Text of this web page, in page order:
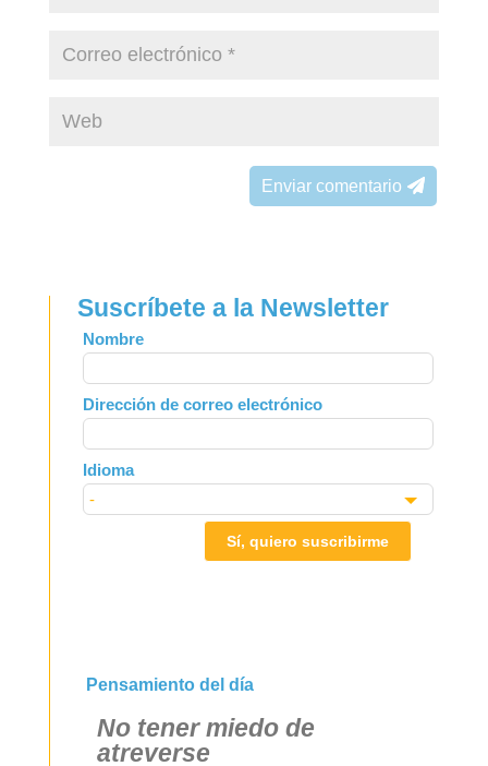
Enviar comentario
Suscríbete a la Newsletter
Leave
this
field
blank
Nombre
Dirección de correo electrónico
Idioma
Sí, quiero suscribirme
Pensamiento del día
No tener miedo de
atreverse